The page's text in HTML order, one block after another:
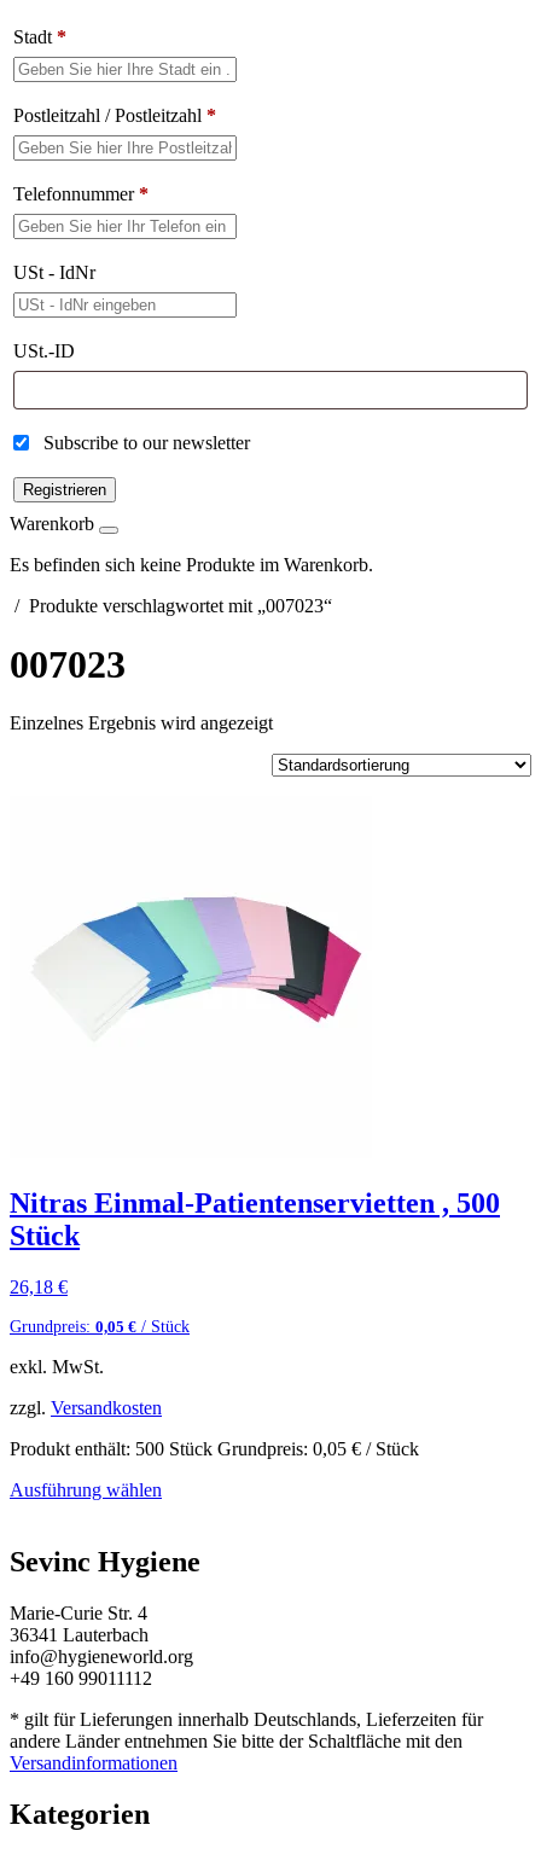
Stadt *
Postleitzahl / Postleitzahl *
Telefonnummer*
USt - IdNr
USt.-ID
Subscribe to our newsletter
Registrieren
Warenkorb
Es befinden sich keine Produkte im Warenkorb.
/ Produkte verschlagwortet mit „007023“
007023
Einzelnes Ergebnis wird angezeigt
Nitras Einmal-Patientenservietten , 500
Stück
26,18 €
Grundpreis: 0,05 € / Stück
exkl. MwSt.
zzgl. Versandkosten
Produkt enthält: 500 Stück Grundpreis: 0,05 € / Stück
Ausführung wählen
Sevinc Hygiene
Marie-Curie Str. 4
36341 Lauterbach
info@hygieneworld.org
+49 160 99011112
* gilt für Lieferungen innerhalb Deutschlands, Lieferzeiten für
andere Länder entnehmen Sie bitte der Schaltfläche mit den
Versandinformationen
Kategorien